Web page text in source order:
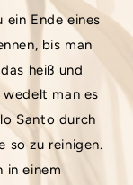
ein Ende eines
bis man
heiß und
man es
Santo durch
so zu reinigen.
in einem